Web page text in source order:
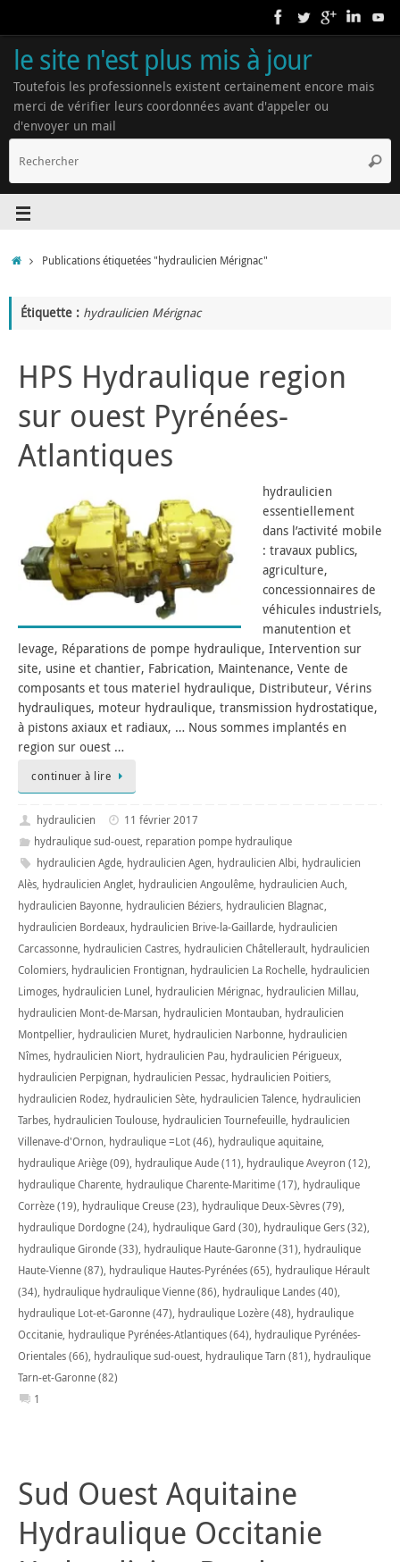
le site n'est plus mis à jour
Toutefois les professionnels existent certainement encore mais
merci de vérifier leurs coordonnées avant d'appeler ou
d'envoyer un mail
Publications étiquetées "hydraulicien Mérignac"
Étiquette : hydraulicien Mérignac
HPS Hydraulique region
sur ouest Pyrénées-
Atlantiques
hydraulicien
essentiellement
dans l’activité mobile
: travaux publics,
agriculture,
concessionnaires de
véhicules industriels,
manutention et
levage, Réparations de pompe hydraulique, Intervention sur
site, usine et chantier, Fabrication, Maintenance, Vente de
composants et tous materiel hydraulique, Distributeur, Vérins
hydrauliques, moteur hydraulique, transmission hydrostatique,
à pistons axiaux et radiaux, … Nous sommes implantés en
region sur ouest …
continuer à lire
hydraulicien
11 février 2017
hydraulique sud-ouest, reparation pompe hydraulique
hydraulicien Agde, hydraulicien Agen, hydraulicien Albi, hydraulicien
Alès, hydraulicien Anglet, hydraulicien Angoulême, hydraulicien Auch,
hydraulicien Bayonne, hydraulicien Béziers, hydraulicien Blagnac,
hydraulicien Bordeaux, hydraulicien Brive-la-Gaillarde, hydraulicien
Carcassonne, hydraulicien Castres, hydraulicien Châtellerault, hydraulicien
Colomiers, hydraulicien Frontignan, hydraulicien La Rochelle, hydraulicien
Limoges, hydraulicien Lunel, hydraulicien Mérignac, hydraulicien Millau,
hydraulicien Mont-de-Marsan, hydraulicien Montauban, hydraulicien
Montpellier, hydraulicien Muret, hydraulicien Narbonne, hydraulicien
Nîmes, hydraulicien Niort, hydraulicien Pau, hydraulicien Périgueux,
hydraulicien Perpignan, hydraulicien Pessac, hydraulicien Poitiers,
hydraulicien Rodez, hydraulicien Sète, hydraulicien Talence, hydraulicien
Tarbes, hydraulicien Toulouse, hydraulicien Tournefeuille, hydraulicien
Villenave-d'Ornon, hydraulique =Lot (46), hydraulique aquitaine,
hydraulique Ariège (09), hydraulique Aude (11), hydraulique Aveyron (12),
hydraulique Charente, hydraulique Charente-Maritime (17), hydraulique
Corrèze (19), hydraulique Creuse (23), hydraulique Deux-Sèvres (79),
hydraulique Dordogne (24), hydraulique Gard (30), hydraulique Gers (32),
hydraulique Gironde (33), hydraulique Haute-Garonne (31), hydraulique
Haute-Vienne (87), hydraulique Hautes-Pyrénées (65), hydraulique Hérault
(34), hydraulique hydraulique Vienne (86), hydraulique Landes (40),
hydraulique Lot-et-Garonne (47), hydraulique Lozère (48), hydraulique
Occitanie, hydraulique Pyrénées-Atlantiques (64), hydraulique Pyrénées-
Orientales (66), hydraulique sud-ouest, hydraulique Tarn (81), hydraulique
Tarn-et-Garonne (82)
1
Sud Ouest Aquitaine
Hydraulique Occitanie